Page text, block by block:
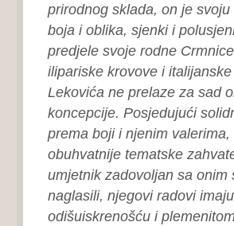
prirodnog sklada, on je
boja i oblika, sjenki i
predjele svoje rodne
ilipariske krovove i
Lekovića ne prelaze za sad
koncepcije. Posjedujući
prema boji i njenim
obuhvatnije tematske
umjetnik zadovoljan sa
naglasili, njegovi radovi
odišuiskrenošću i